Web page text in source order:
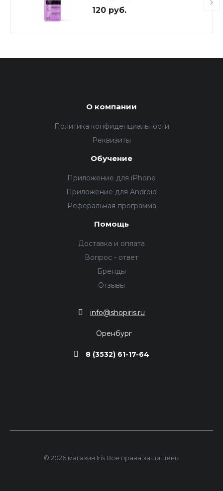
120 руб.
О компании
Политика конфиденциальности
Реквизиты
Обучение
Приложение для iPhone
Приложение для Android
Реферальная программа
Помощь
Доставка и оплата
Вопрос - ответ
Бренды
Отзывы
info@shopiris.ru
Оренбург
8 (3532) 61-17-64
© 2026 магазин Iris Все права защищены